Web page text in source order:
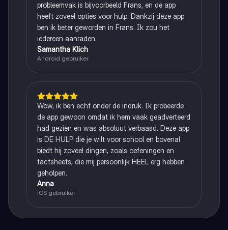
probleemvak is bijvoorbeeld Frans, en de app
heeft zoveel opties voor hulp. Dankzij deze app
ben ik beter geworden in Frans. Ik zou het
iedereen aanraden.
Samantha Klich
Android gebruiker
Wow, ik ben echt onder de indruk. Ik probeerde
de app gewoon omdat ik hem vaak geadverteerd
had gezien en was absoluut verbaasd. Deze app
is DE HULP die je wilt voor school en bovenal
biedt hij zoveel dingen, zoals oefeningen en
factsheets, die mij persoonlijk HEEL erg hebben
geholpen.
Anna
iOS gebruiker